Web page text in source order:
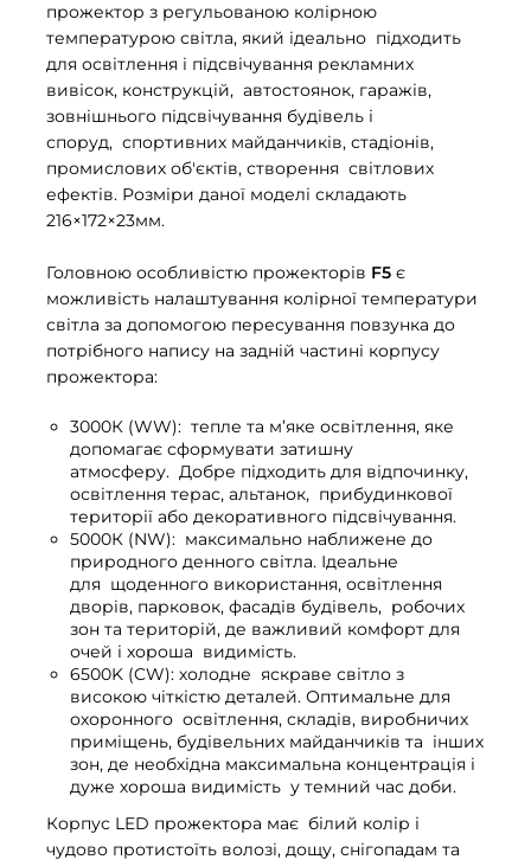
прожектор з регульованою колірною
температурою світла, який ідеально підходить
для освітлення і підсвічування рекламних
вивісок, конструкцій, автостоянок, гаражів,
зовнішнього підсвічування будівель і
споруд, спортивних майданчиків, стадіонів,
промислових об'єктів, створення світлових
ефектів. Розміри даної моделі складають
216×172×23мм.
Головною особливістю прожекторів F5 є
можливість налаштування колірної температури
світла за допомогою пересування повзунка до
потрібного напису на задній частині корпусу
прожектора:
3000К (WW): тепле та м’яке освітлення, яке
допомагає сформувати затишну
атмосферу. Добре підходить для відпочинку,
освітлення терас, альтанок, прибудинкової
території або декоративного підсвічування.
5000К (NW): максимально наближене до
природного денного світла. Ідеальне
для щоденного використання, освітлення
дворів, парковок, фасадів будівель, робочих
зон та територій, де важливий комфорт для
очей і хороша видимість.
6500K (CW): холодне яскраве світло з
високою чіткістю деталей. Оптимальне для
охоронного освітлення, складів, виробничих
приміщень, будівельних майданчиків та інших
зон, де необхідна максимальна концентрація і
дуже хороша видимість у темний час доби.
Корпус LED прожектора має білий колір і
чудово протистоїть волозі, дощу, снігопадам та